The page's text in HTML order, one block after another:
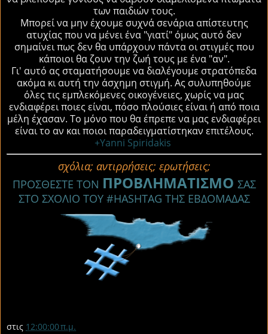
των παιδιών τους.
Μπορεί να μην έχουμε συχνά σενάρια απίστευτης
ατυχίας που να μένει ένα "γιατί" όμως αυτό δεν
σημαίνει πως δεν θα υπάρχουν πάντα οι στιγμές που
κάποιοι θα ζουν την ζωή τους με ένα "αν".
Γι' αυτό ας σταματήσουμε να διαλέγουμε στρατόπεδα
ακόμα κι αυτή την άσχημη στιγμή. Ας συλυπηθούμε
όλες τις εμπλεκόμενες οικογένειες, χωρίς να μας
ενδιαφέρει ποιες είναι, πόσο πλούσιες είναι ή από ποια
μέλη έχασαν. Το μόνο που θα έπρεπε να μας ενδιαφέρει
είναι το αν και ποιοι παραδειγματίστηκαν επιτέλους.
+Yanni Spiridakis
σχόλια; αντιρρήσεις; ερωτήσεις;
ΠΡΟΣΘΕΣΤΕ ΤΟΝ ΠΡΟΒΛΗΜΑΤΙΣΜΟ ΣΑΣ
ΣΤΟ ΣΧΟΛΙΟ ΤΟΥ #HASHTAG ΤΗΣ ΕΒΔΟΜΑΔΑΣ
στις 12:00:00 π.μ.